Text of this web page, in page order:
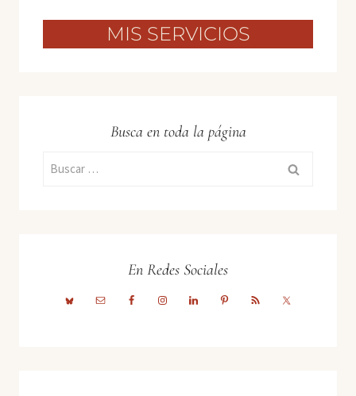
MIS SERVICIOS
Busca en toda la página
Buscar:
En Redes Sociales